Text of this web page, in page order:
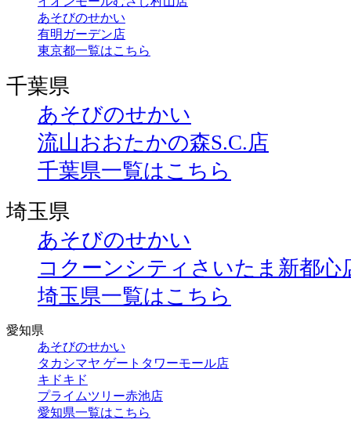
あそびのせかい
有明ガーデン店
東京都一覧はこちら
千葉県
あそびのせかい
流山おおたかの森S.C.店
千葉県一覧はこちら
埼玉県
あそびのせかい
コクーンシティさいたま新都心
埼玉県一覧はこちら
愛知県
あそびのせかい
タカシマヤ ゲートタワーモール店
キドキド
プライムツリー赤池店
愛知県一覧はこちら